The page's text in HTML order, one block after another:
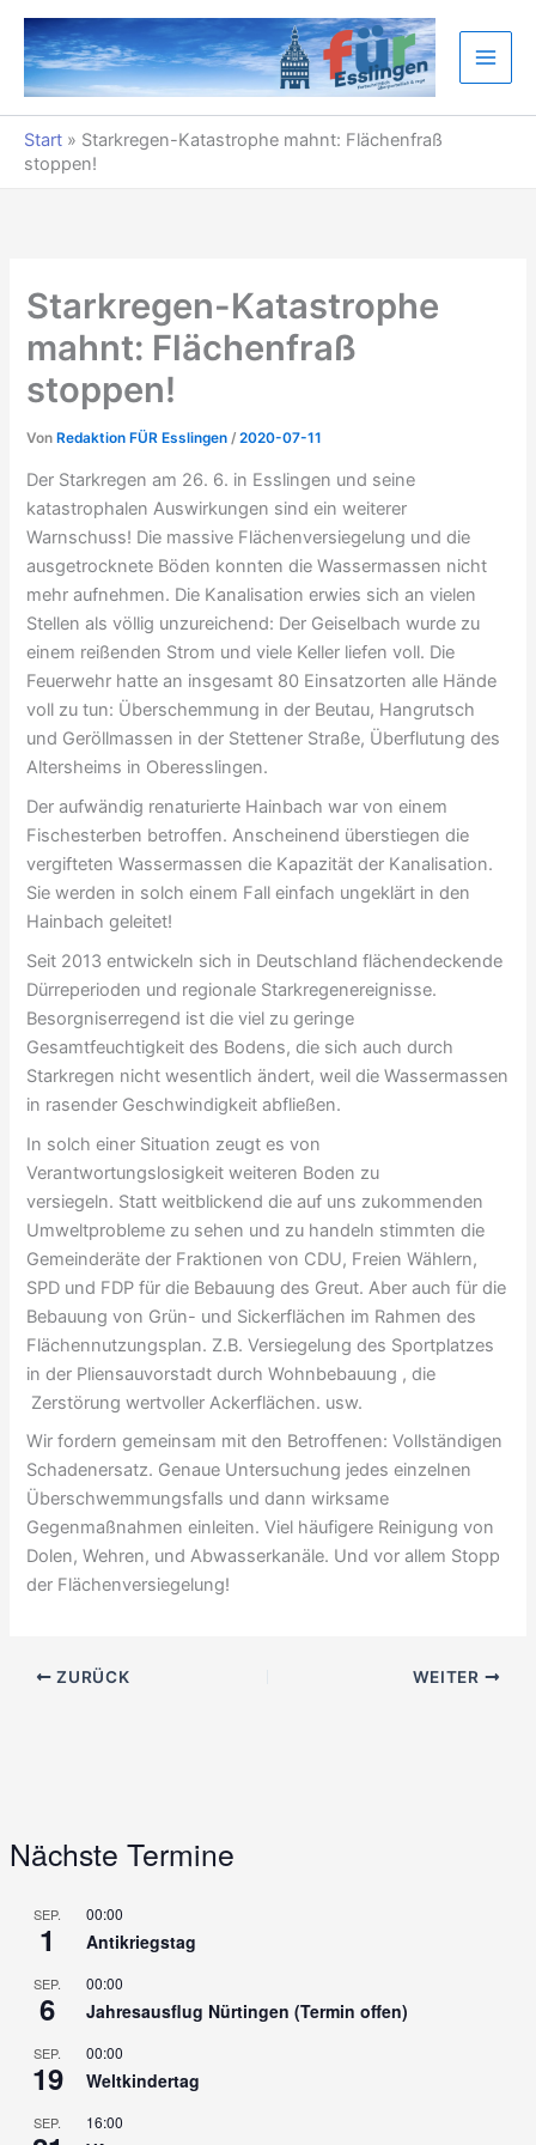
Zum
Inhalt
springen
Start » Starkregen-Katastrophe mahnt: Flächenfraß
stoppen!
Starkregen-Katastrophe
mahnt: Flächenfraß
stoppen!
Von Redaktion FÜR Esslingen/2020-07-11
Der Starkregen am 26. 6. in Esslingen und seine
katastrophalen Auswirkungen sind ein weiterer
Warnschuss! Die massive Flächenversiegelung und die
ausgetrocknete Böden konnten die Wassermassen nicht
mehr aufnehmen. Die Kanalisation erwies sich an vielen
Stellen als völlig unzureichend: Der Geiselbach wurde zu
einem reißenden Strom und viele Keller liefen voll. Die
Feuerwehr hatte an insgesamt 80 Einsatzorten alle Hände
voll zu tun: Überschemmung in der Beutau, Hangrutsch
und Geröllmassen in der Stettener Straße, Überflutung des
Altersheims in Oberesslingen.
Der aufwändig renaturierte Hainbach war von einem
Fischesterben betroffen. Anscheinend überstiegen die
vergifteten Wassermassen die Kapazität der Kanalisation.
Sie werden in solch einem Fall einfach ungeklärt in den
Hainbach geleitet!
Seit 2013 entwickeln sich in Deutschland flächendeckende
Dürreperioden und regionale Starkregenereignisse.
Besorgniserregend ist die viel zu geringe
Gesamtfeuchtigkeit des Bodens, die sich auch durch
Starkregen nicht wesentlich ändert, weil die Wassermassen
in rasender Geschwindigkeit abfließen.
In solch einer Situation zeugt es von
Verantwortungslosigkeit weiteren Boden zu
versiegeln. Statt weitblickend die auf uns zukommenden
Umweltprobleme zu sehen und zu handeln stimmten die
Gemeinderäte der Fraktionen von CDU, Freien Wählern,
SPD und FDP für die Bebauung des Greut. Aber auch für die
Bebauung von Grün- und Sickerflächen im Rahmen des
Flächennutzungsplan. Z.B. Versiegelung des Sportplatzes
in der Pliensauvorstadt durch Wohnbebauung , die
Zerstörung wertvoller Ackerflächen. usw.
Wir fordern gemeinsam mit den Betroffenen: Vollständigen
Schadenersatz. Genaue Untersuchung jedes einzelnen
Überschwemmungsfalls und dann wirksame
Gegenmaßnahmen einleiten. Viel häufigere Reinigung von
Dolen, Wehren, und Abwasserkanäle. Und vor allem Stopp
der Flächenversiegelung!
ZURÜCK WEITER
Nächste Termine
SEP.
1
00:00
Antikriegstag
SEP.
6
00:00
Jahresausflug Nürtingen (Termin offen)
SEP.
19
00:00
Weltkindertag
SEP. 16:00